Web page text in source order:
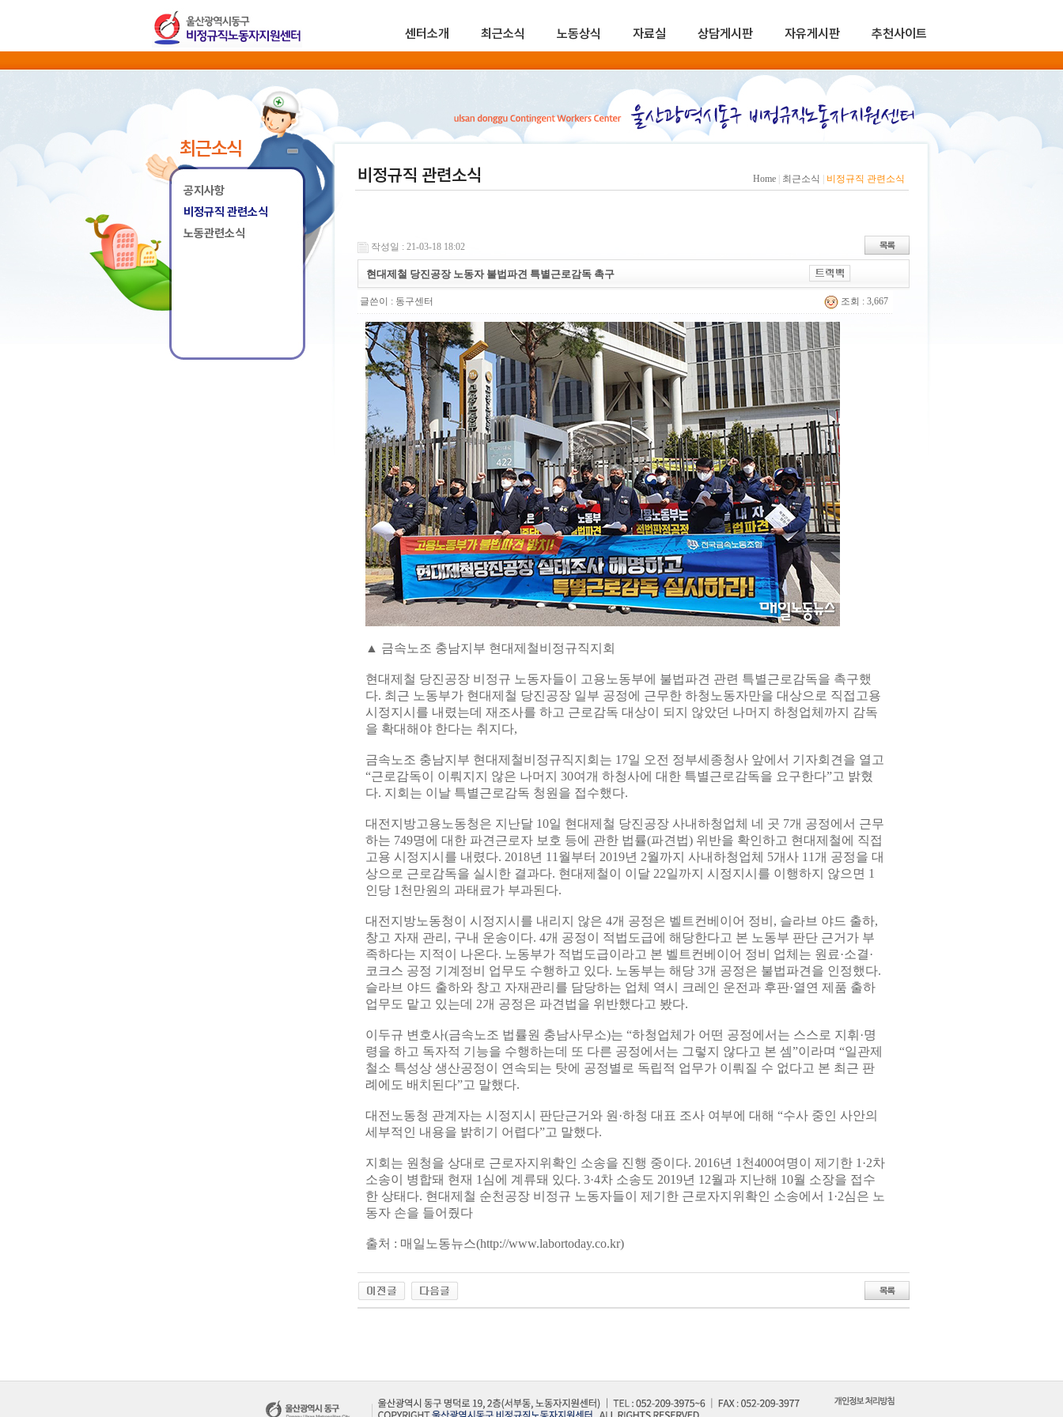
센터소개 최근소식 노동상식 자료실 상담게시판 자유게시판 추천사이트
최근소식
공지사항
비정규직 관련소식
노동관련소식
비정규직 관련소식 Home 최근소식 비정규직 관련소식
작성일 : 21-03-18 18:02
현대제철 당진공장 노동자 불법파견 특별근로감독 촉구
글쓴이 : 동구센터 조회 : 3,667
▲ 금속노조 충남지부 현대제철비정규직지회
현대제철 당진공장 비정규 노동자들이 고용노동부에 불법파견 관련 특별근로감독을 촉구했
다. 최근 노동부가 현대제철 당진공장 일부 공정에 근무한 하청노동자만을 대상으로 직접고용
시정지시를 내렸는데 재조사를 하고 근로감독 대상이 되지 않았던 나머지 하청업체까지 감독
을 확대해야 한다는 취지다,
금속노조 충남지부 현대제철비정규직지회는 17일 오전 정부세종청사 앞에서 기자회견을 열고
“근로감독이 이뤄지지 않은 나머지 30여개 하청사에 대한 특별근로감독을 요구한다”고 밝혔
다. 지회는 이날 특별근로감독 청원을 접수했다.
대전지방고용노동청은 지난달 10일 현대제철 당진공장 사내하청업체 네 곳 7개 공정에서 근무
하는 749명에 대한 파견근로자 보호 등에 관한 법률(파견법) 위반을 확인하고 현대제철에 직접
고용 시정지시를 내렸다. 2018년 11월부터 2019년 2월까지 사내하청업체 5개사 11개 공정을 대
상으로 근로감독을 실시한 결과다. 현대제철이 이달 22일까지 시정지시를 이행하지 않으면 1
인당 1천만원의 과태료가 부과된다.
대전지방노동청이 시정지시를 내리지 않은 4개 공정은 벨트컨베이어 정비, 슬라브 야드 출하,
창고 자재 관리, 구내 운송이다. 4개 공정이 적법도급에 해당한다고 본 노동부 판단 근거가 부
족하다는 지적이 나온다. 노동부가 적법도급이라고 본 벨트컨베이어 정비 업체는 원료·소결·
코크스 공정 기계정비 업무도 수행하고 있다. 노동부는 해당 3개 공정은 불법파견을 인정했다.
슬라브 야드 출하와 창고 자재관리를 담당하는 업체 역시 크레인 운전과 후판·열연 제품 출하
업무도 맡고 있는데 2개 공정은 파견법을 위반했다고 봤다.
이두규 변호사(금속노조 법률원 충남사무소)는 “하청업체가 어떤 공정에서는 스스로 지휘·명
령을 하고 독자적 기능을 수행하는데 또 다른 공정에서는 그렇지 않다고 본 셈”이라며 “일관제
철소 특성상 생산공정이 연속되는 탓에 공정별로 독립적 업무가 이뤄질 수 없다고 본 최근 판
례에도 배치된다”고 말했다.
대전노동청 관계자는 시정지시 판단근거와 원·하청 대표 조사 여부에 대해 “수사 중인 사안의
세부적인 내용을 밝히기 어렵다”고 말했다.
지회는 원청을 상대로 근로자지위확인 소송을 진행 중이다. 2016년 1천400여명이 제기한 1·2차
소송이 병합돼 현재 1심에 계류돼 있다. 3·4차 소송도 2019년 12월과 지난해 10월 소장을 접수
한 상태다. 현대제철 순천공장 비정규 노동자들이 제기한 근로자지위확인 소송에서 1·2심은 노
동자 손을 들어줬다
출처 : 매일노동뉴스(http://www.labortoday.co.kr)